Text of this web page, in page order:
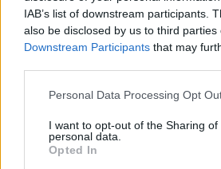
IAB’s list of downstream participants.
also be disclosed by us to third parties
Downstream Participants that may
Personal Data Processing Opt
I want to opt-out of the Sharing of
personal data.
Opted In
Eriqo
Főállásban Informatikus kocka, de
KAPCSOLÓDÓ CIKKEK TÖBB A